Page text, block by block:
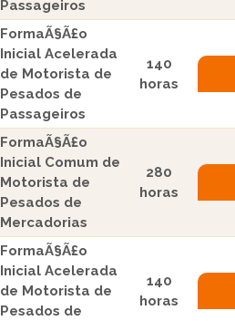
Passageiros
FormaÃ§Ã£o
Inicial Acelerada
de Motorista de
Pesados de
Passageiros
140
horas
FormaÃ§Ã£o
Inicial Comum de
Motorista de
Pesados de
Mercadorias
280
horas
FormaÃ§Ã£o
Inicial Acelerada
de Motorista de
Pesados de
140
horas